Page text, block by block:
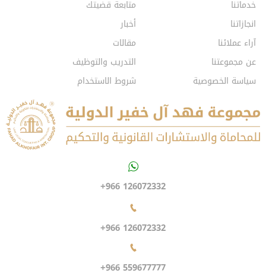
خدماتنا
انجازاتنا
آراء عملائنا
عن مجموعتنا
سياسة الخصوصية
متابعة قضيتك
أخبار
مقالات
التدريب والتوظيف
شروط الاستخدام
+966 126072332
+966 126072332
+966 559677777